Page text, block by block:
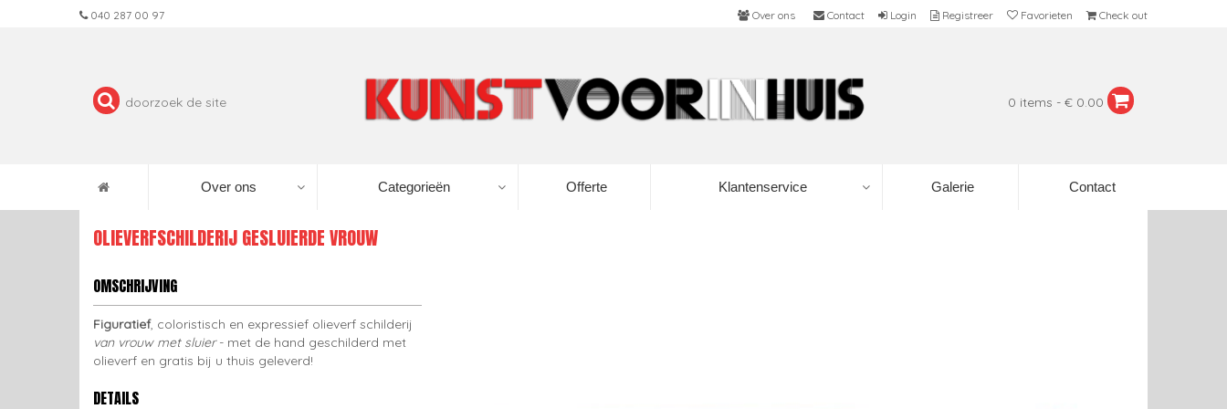
040 287 00 97 Over ons Contact Login Registreer Favorieten Check out
0 items - € 0.00
Over ons Categorieën Offerte Klantenservice Galerie Contact
OLIEVERFSCHILDERIJ GESLUIERDE VROUW
OMSCHRIJVING
Figuratief, coloristisch en expressief olieverf schilderij
van vrouw met sluier- met de hand geschilderd met
olieverf en gratis bij u thuis geleverd!
DETAILS